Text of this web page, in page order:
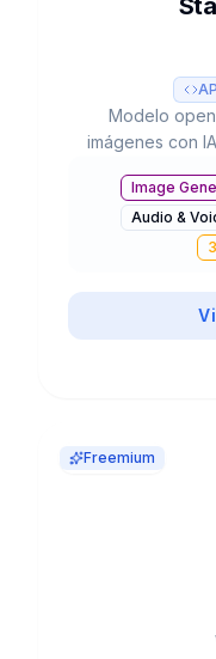
Modelo
imágenes con
hardware de
modelos fine-
Image
Audio &
Freemium